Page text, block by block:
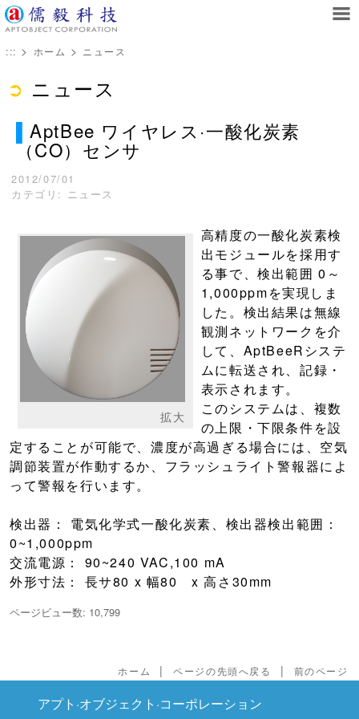
::: > ホーム > ニュース
➲ ニュース
▌AptBee ワイヤレス·一酸化炭素
（CO）センサ
2012/07/01
カテゴリ: ニュース
拡大
高精度の一酸化炭素検
出モジュールを採用す
る事で、検出範囲 0～
1,000ppmを実現しま
した。検出結果は無線
観測ネットワークを介
して、AptBeeRシステ
ムに転送され、記録・
表示されます。
このシステムは、複数
の上限・下限条件を設
定することが可能で、濃度が高過ぎる場合には、空気
調節装置が作動するか、フラッシュライト警報器によ
って警報を行います。
検出器： 電気化学式一酸化炭素、検出器検出範囲：
0~1,000ppm
交流電源： 90~240 VAC,100 mA
外形寸法： 長サ80 x 幅80 x 高さ30mm
ページビュー数: 10,799
ホーム |ページの先頭へ戻る | 前のページ
アプト·オブジェクト·コーポレーション